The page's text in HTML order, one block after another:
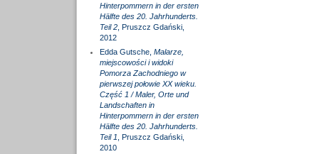
Hinterpommern in der ersten
Hälfte des 20. Jahrhunderts.
Teil 2, Pruszcz Gdański,
2012
Edda Gutsche, Malarze,
miejscowości i widoki
Pomorza Zachodniego w
pierwszej połowie XX wieku.
Część 1 / Maler, Orte und
Landschaften in
Hinterpommern in der ersten
Hälfte des 20. Jahrhunderts.
Teil 1 , Pruszcz Gdański,
2010